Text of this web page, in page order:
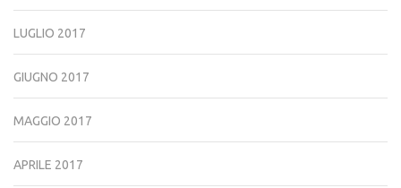
LUGLIO 2017
GIUGNO 2017
MAGGIO 2017
APRILE 2017